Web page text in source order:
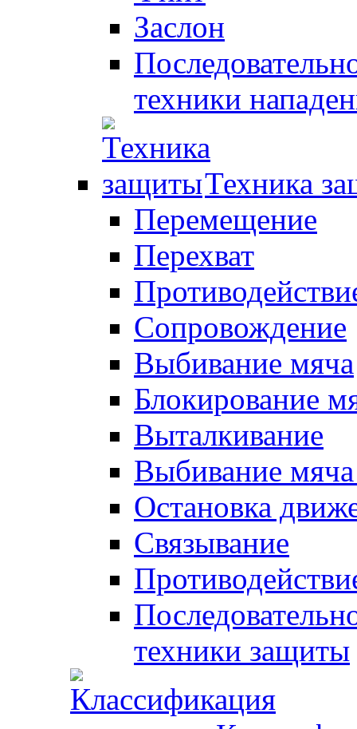
Заслон
техники
Техника
Перемещение
Перехват
Сопровождение
Выбивание мяча
Блокирование
Выталкивание
Выбивание
Остановка
Связывание
техники защиты